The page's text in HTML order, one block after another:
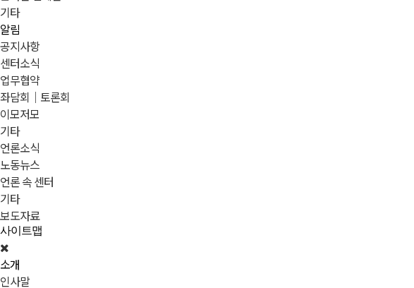
기타
알림
공지사항
센터소식
업무협약
좌담회｜토론회
이모저모
기타
언론소식
노동뉴스
언론 속 센터
기타
보도자료
사이트맵
소개
인사말